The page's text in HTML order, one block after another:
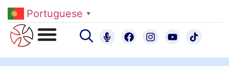
Portuguese ▼